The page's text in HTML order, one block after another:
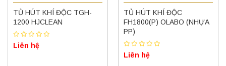
TỦ HÚT KHÍ ĐỘC TGH-
1200 HJCLEAN
Liên hệ
TỦ HÚT KHÍ ĐỘC
FH1800(P) OLABO (NHỰA
PP)
Liên hệ